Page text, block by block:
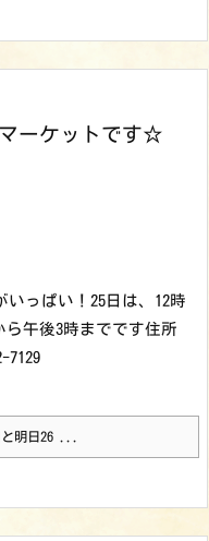
ーケットです☆
っぱい！ 25日は、12時
ら午後3時までです住所
7129
明日26 ...